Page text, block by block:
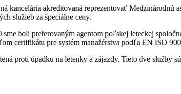
kancelária akreditovaná reprezentovať Medzinárodnú
služieb za špeciálne ceny.
sme boli preferovaným agentom poľskej leteckej
certifikátu pre systém manažérstva podľa EN ISO
proti úpadku na letenky a zájazdy. Tieto dve služby